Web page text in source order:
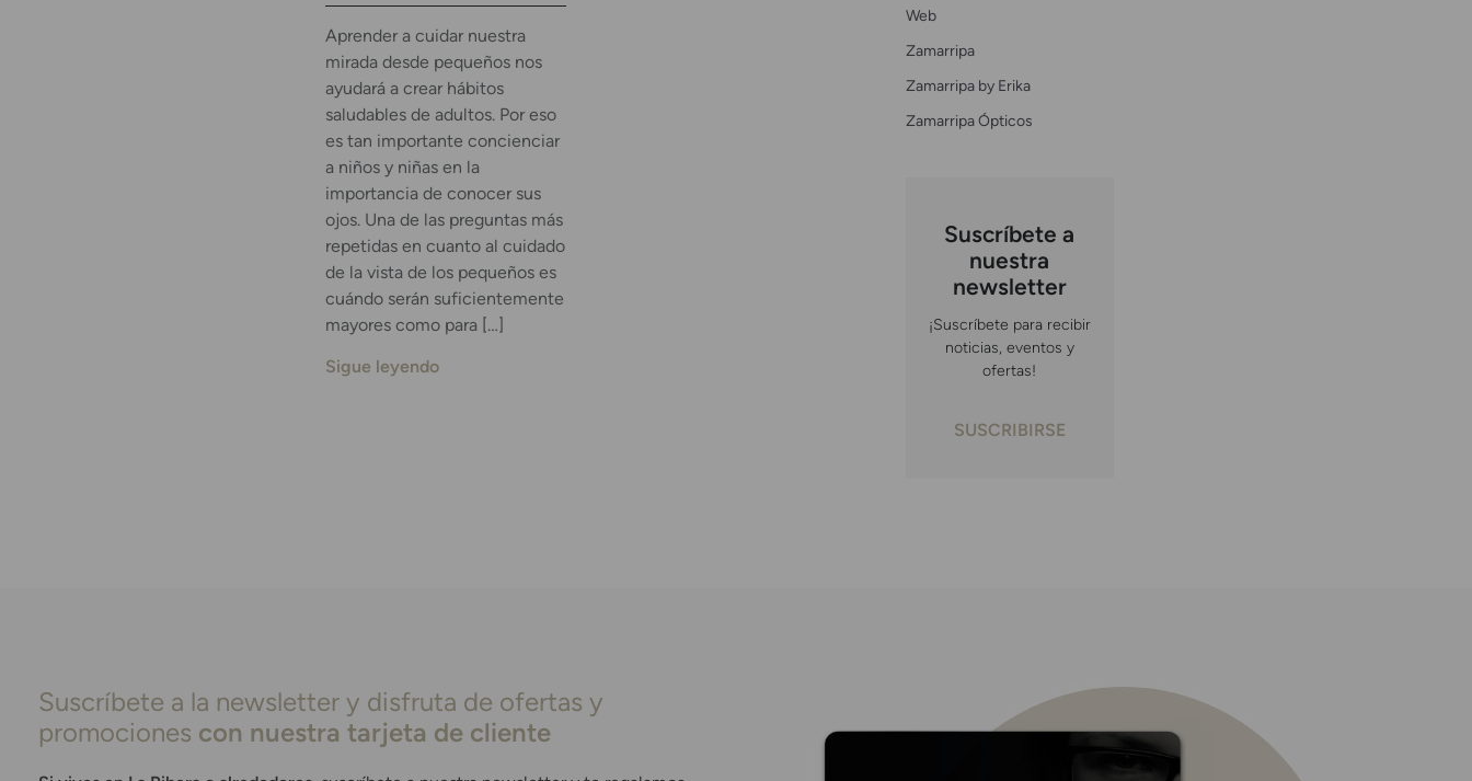
Aprender a cuidar nuestra
mirada desde pequeños nos
ayudará a crear hábitos
saludables de adultos. Por eso
es tan importante concienciar
a niños y niñas en la
importancia de conocer sus
ojos. Una de las preguntas más
repetidas en cuanto al cuidado
de la vista de los pequeños es
cuándo serán suficientemente
mayores como para […]
Sigue leyendo
Web
Zamarripa
Zamarripa by Erika
Zamarripa Ópticos
Suscríbete a
nuestra
newsletter
¡Suscríbete para recibir
noticias, eventos y
ofertas!
SUSCRIBIRSE
Suscríbete a la newsletter y disfruta de ofertas y
promociones con nuestra tarjeta de cliente